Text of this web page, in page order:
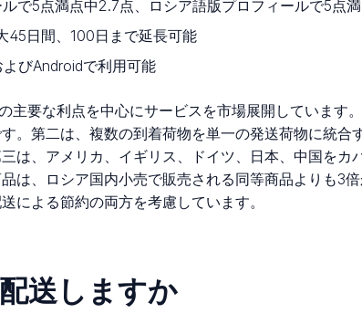
で5点満点中2.7点、ロシア語版プロフィールで5点
45日間、100日まで延長可能
よびAndroidで利用可能
主要な利点を中心にサービスを市場展開しています
。第二は、複数の到着荷物を単一の発送荷物に統
は、アメリカ、イギリス、ドイツ、日本、中国を
は、ロシア国内小売で販売される同等商品よりも3
による節約の両方を考慮しています。
送しますか